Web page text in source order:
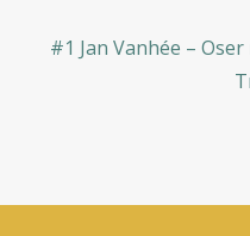
articles#1 Jan Vanhée –